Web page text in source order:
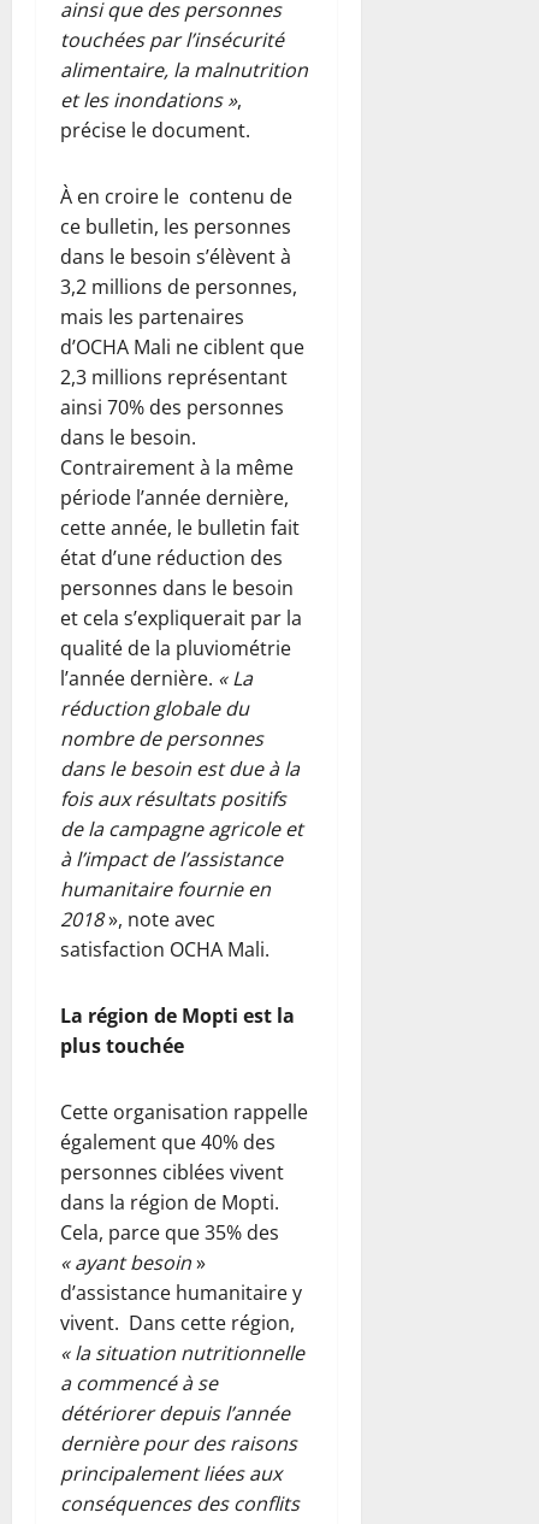
ainsi que des personnes
touchées par l’insécurité
alimentaire, la malnutrition
et les inondations »,
précise le document.
À en croire le contenu de
ce bulletin, les personnes
dans le besoin s’élèvent à
3,2 millions de personnes,
mais les partenaires
d’OCHA Mali ne ciblent que
2,3 millions représentant
ainsi 70% des personnes
dans le besoin.
Contrairement à la même
période l’année dernière,
cette année, le bulletin fait
état d’une réduction des
personnes dans le besoin
et cela s’expliquerait par la
qualité de la pluviométrie
l’année dernière. « La
réduction globale du
nombre de personnes
dans le besoin est due à la
fois aux résultats positifs
de la campagne agricole et
à l’impact de l’assistance
humanitaire fournie en
2018», note avec
satisfaction OCHA Mali.
La région de Mopti est la
plus touchée
Cette organisation rappelle
également que 40% des
personnes ciblées vivent
dans la région de Mopti.
Cela, parce que 35% des
« ayant besoin»
d’assistance humanitaire y
vivent. Dans cette région,
« la situation nutritionnelle
a commencé à se
détériorer depuis l’année
dernière pour des raisons
principalement liées aux
conséquences des conflits